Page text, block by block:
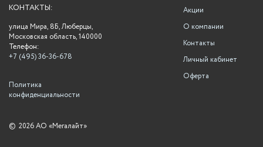
Акции
О компании
Контакты
Личный кабинет
Оферта
КОНТАКТЫ:
улица Мира, 8Б, Люберцы,
Московская область, 140000
Телефон:
+7 (495) 36-36-678
Политика
конфиденциальности
© 2026 АО «Мегалайт»